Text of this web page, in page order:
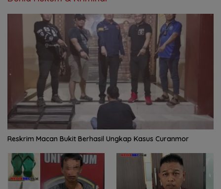
Reskrim Macan Bukit Berhasil Ungkap Kasus Curanmor